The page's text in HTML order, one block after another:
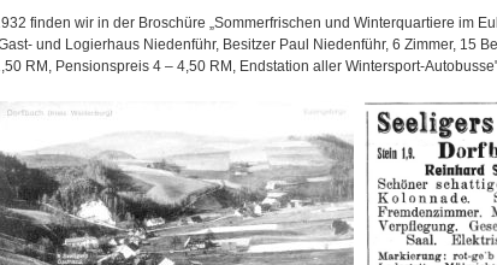
finden wir in der Broschüre „Sommerfrischen und Winterquartiere im
und Logierhaus Niedenführ, Besitzer Paul Niedenführ, 6 Zimmer, 15
RM, Pensionspreis 4 – 4,50 RM, Endstation aller Wintersport-